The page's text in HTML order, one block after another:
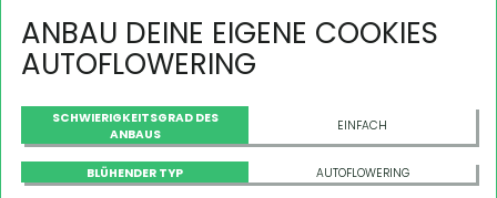
ANBAU DEINE EIGENE COOKIES
AUTOFLOWERING
SCHWIERIGKEITSGRAD DES
ANBAUS
EINFACH
BLÜHENDER TYP AUTOFLOWERING